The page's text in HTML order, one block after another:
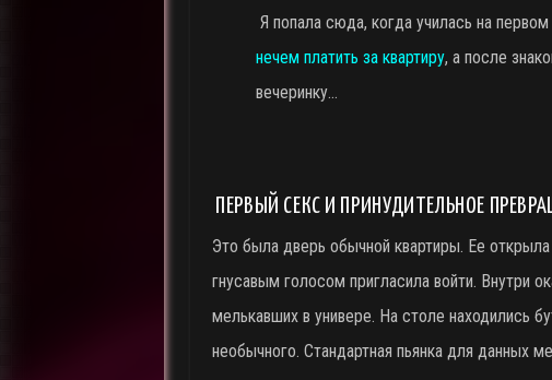
Я попала сюда, когда училась на
нечем платить за квартиру, а после
вечеринку…
ПЕРВЫЙ СЕКС И ПРИНУДИТЕЛЬНОЕ
Это была дверь обычной квартиры. Ее открыла
гнусавым голосом пригласила войти. Внутри
мелькавших в универе. На столе находились
необычного. Стандартная пьянка для данных